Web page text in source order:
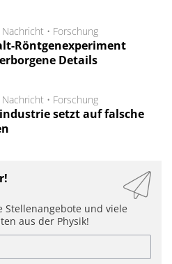
Nachricht • Forschung
Röntgenexperiment
Details
Nachricht • Forschung
setzt auf falsche
Stellenangebote und viele
aus der Physik!